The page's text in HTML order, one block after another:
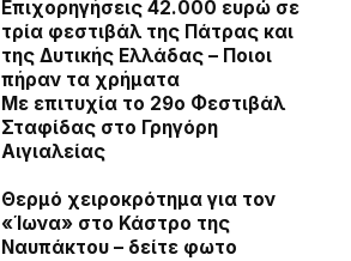
Επιχορηγήσεις 42.000 ευρώ σε
τρία φεστιβάλ της Πάτρας και
της Δυτικής Ελλάδας – Ποιοι
πήραν τα χρήματα
Με επιτυχία το 29ο Φεστιβάλ
Σταφίδας στο Γρηγόρη
Aιγιαλείας
Θερμό χειροκρότημα για τον
«Ίωνα» στο Κάστρο της
Ναυπάκτου – δείτε φωτο